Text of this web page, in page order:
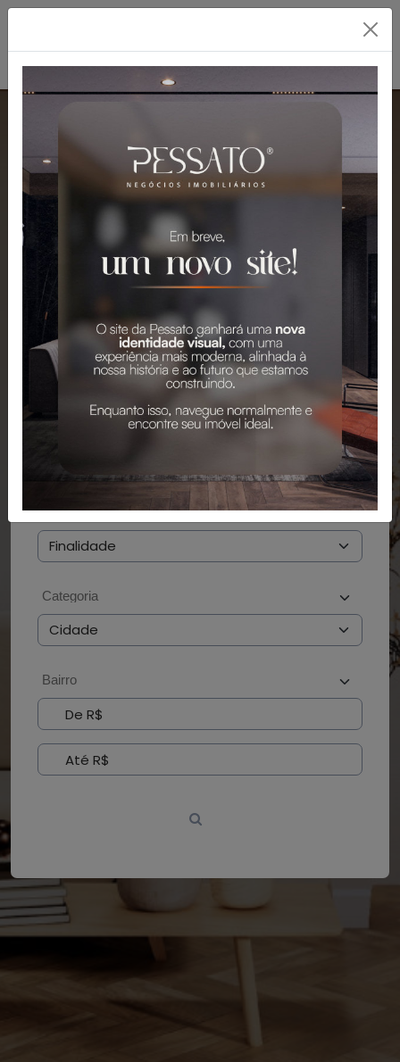
PESSATO: A MELHOR
IMOBILIÁRIA EM
GRAVATAÍ
Mais de 2.300 Imóveis para Venda e
Aluguel em Gravataí e Região.
PESQUISAR BUSCAR POR CÓDIGO